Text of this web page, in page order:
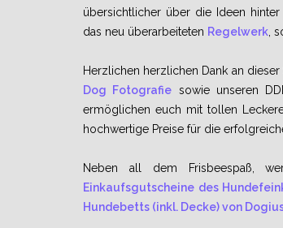
übersichtlicher über die Ideen hinter
das neu überarbeiteten Regelwerk ,
Herzlichen herzlichen Dank an
Dog Fotografie sowie unseren
ermöglichen euch mit tollen
hochwertige Preise für die
Neben all dem Frisbeespaß,
Einkaufsgutscheine des
Hundebetts (inkl. Decke) von